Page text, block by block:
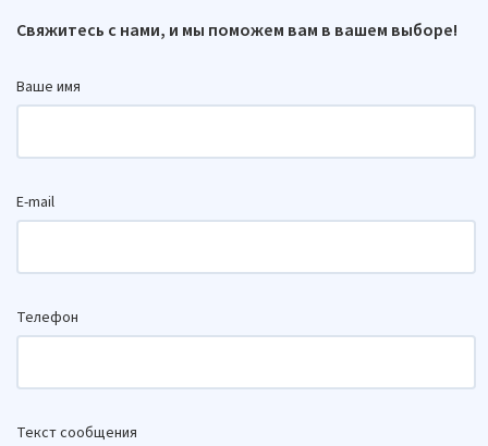
Свяжитесь с нами, и мы поможем вам в вашем выборе!
Ваше имя
E-mail
Телефон
Текст сообщения